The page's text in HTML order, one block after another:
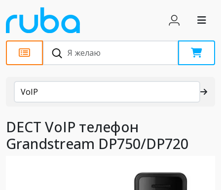
Каталог
VoIP
DECT VoIP телефон
Grandstream DP750/DP720